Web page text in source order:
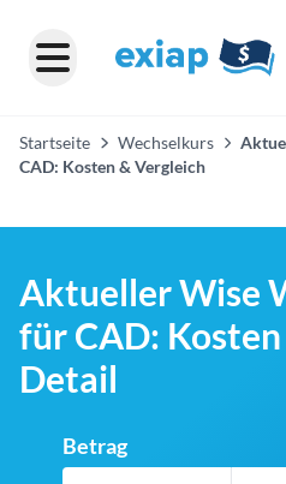
Startseite Wechselkurs
CAD: Kosten & Vergleich
Aktueller Wise
für CAD:
Detail
Betrag